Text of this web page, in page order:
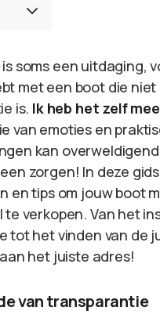
soms een uitdaging,
met een boot die niet
is. Ik heb het zelf
van emoties en
kan
zorgen! In deze
en tips om jouw boot
te verkopen. Van het
tot het vinden van de
het juiste adres!
van transparantie